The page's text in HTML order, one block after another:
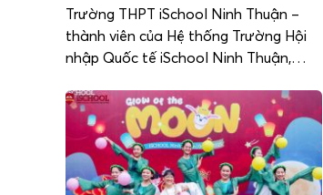
Trường THPT iSchool Ninh Thuận –
thành viên của Hệ thống Trường Hội
nhập Quốc tế iSchool Ninh Thuận,
đơn vị giáo dục uy tín với hơn 14 năm
phát triển, đồng hành cùng phụ huynh
và học sinh tại tỉnh Khánh Hòa. Nhằm
đáp ứng nhu cầu […]